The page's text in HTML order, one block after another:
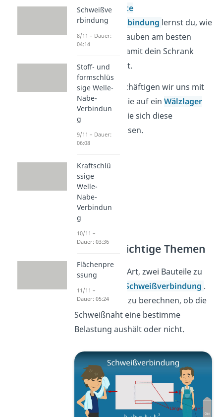
Längsbelastete
Schraubenverbindung lernst du, wie
du deine Schrauben am besten
vorspannst, damit dein Schrank
zusammenhält.
Danach beschäftigen wir uns mit
den Kräften, die auf ein Wälzlager
wirken, und wie sich diese
reduzieren lassen.
Weitere wichtige Themen
Eine andere Art, zwei Bauteile zu
fügen, ist die
Schweißverbindung .
Hier lernst du zu berechnen, ob die
Schweißnaht eine bestimme
Belastung aushält oder nicht.
Schweißve
rbindung
8/11 – Dauer:
04:14
Stoff- und
formschlüs
sige Welle-
Nabe-
Verbindun
g
9/11 – Dauer:
06:08
Kraftschlü
ssige
Welle-
Nabe-
Verbindun
g
10/11 –
Dauer: 03:36
Flächenpre
ssung
11/11 –
Dauer: 05:24